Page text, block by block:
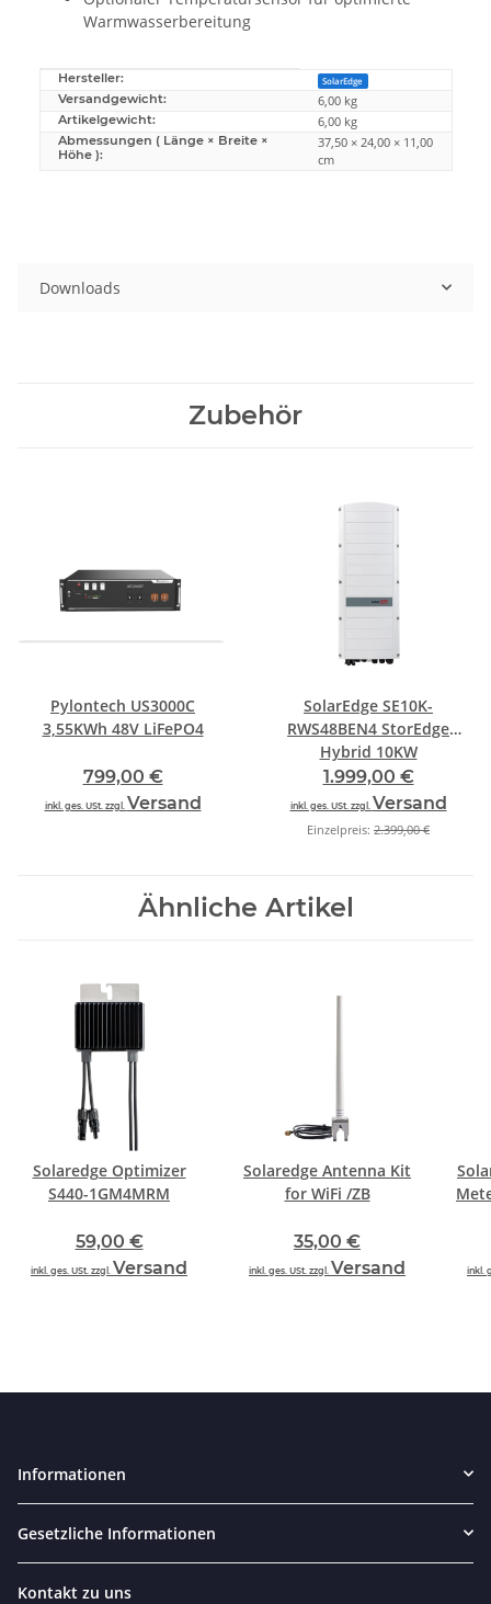
Warmwasserbereitung
Produkteigenschaft
Wert
Hersteller: SolarEdge
Versandgewicht: 6,00 kg
Artikelgewicht: 6,00 kg
Abmessungen ( Länge × Breite ×
Höhe ):
37,50 × 24,00 × 11,00
cm
Downloads
Zubehör
Pylontech US3000C
3,55KWh 48V LiFePO4
799,00 €
inkl. ges. USt. zzgl. Versand
SolarEdge SE10K-
RWS48BEN4 StorEdge
Hybrid 10KW
1.999,00 €
inkl. ges. USt. zzgl. Versand
Einzelpreis: 2.399,00 €
Ähnliche Artikel
Solaredge Optimizer
S440-1GM4MRM
59,00 €
inkl. ges. USt. zzgl. Versand
Solaredge Antenna Kit
for WiFi /ZB
35,00 €
inkl. ges. USt. zzgl. Versand inkl.
Informationen
Gesetzliche Informationen
Kontakt zu uns